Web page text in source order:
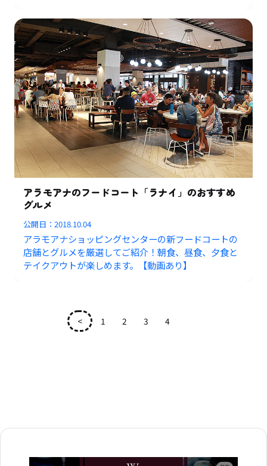
アラモアナのフードコート「ラナイ」のおすすめ
グルメ
公開日：2018.10.04
アラモアナショッピングセンターの新フードコートの
店舗とグルメを厳選してご紹介！朝食、昼食、夕食と
テイクアウトが楽しめます。【動画あり】
< 1 2 3 4